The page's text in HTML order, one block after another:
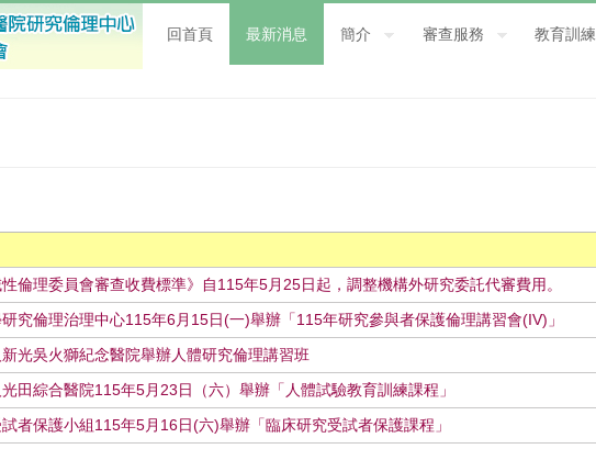
回首頁 最新消息 簡介 審查服務 教育訓練
性倫理委員會審查收費標準》自115年5月25日起，調整機構外研究委託代審費用。
究倫理治理中心115年6月15日(一)舉辦「115年研究參與者保護倫理講習會(IV)」
光吳火獅紀念醫院舉辦人體研究倫理講習班
田綜合醫院115年5月23日（六）舉辦「人體試驗教育訓練課程」
者保護小組115年5月16日(六)舉辦「臨床研究受試者保護課程」